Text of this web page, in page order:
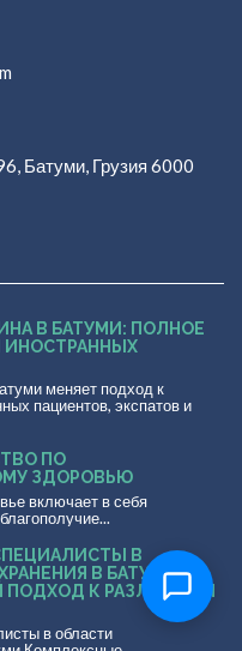
Батуми, Грузия 6000
В БАТУМИ: ПОЛНОЕ
ИНОСТРАННЫХ
меняет подход к
пациентов, экспатов и
ПО
ЗДОРОВЬЮ
включает в себя
В
В БАТУМИ:
К РАЗЛИЧНЫМ
в области